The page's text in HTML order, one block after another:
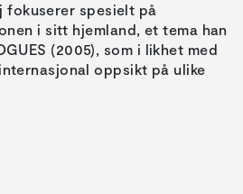
fokuserer spesielt på
i sitt hjemland, et tema han
(2005), som i likhet med
oppsikt på ulike